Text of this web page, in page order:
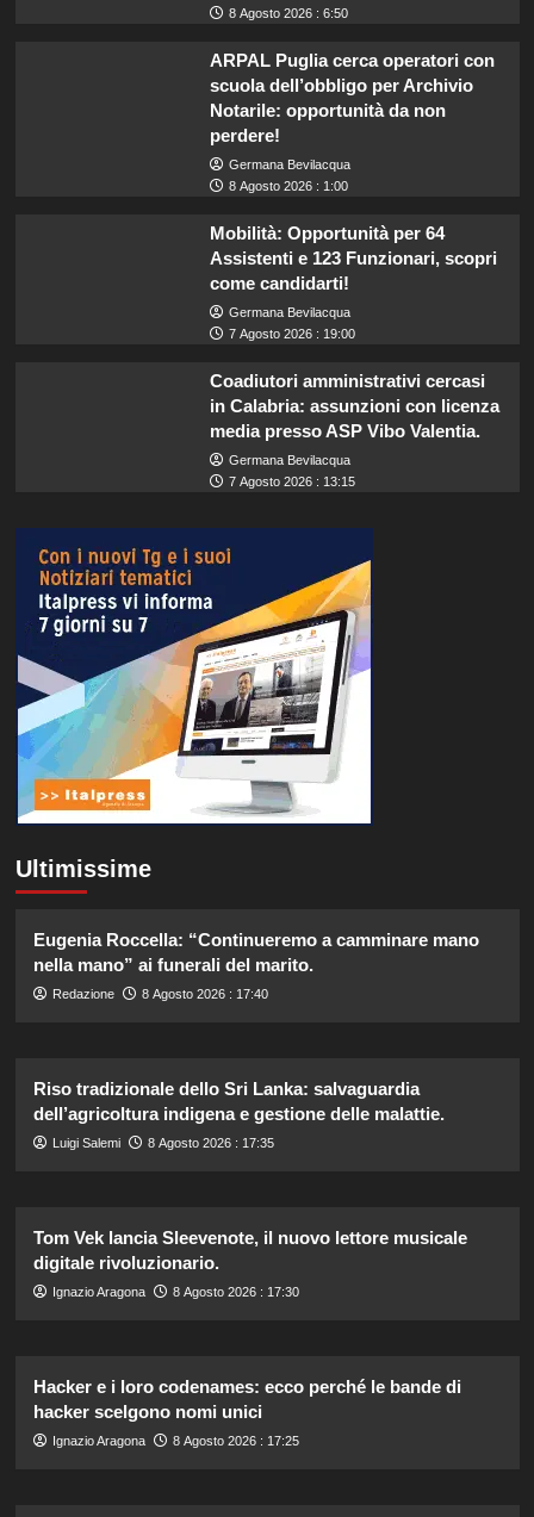
8 Agosto 2026 : 6:50
ARPAL Puglia cerca operatori con
scuola dell’obbligo per Archivio
Notarile: opportunità da non
perdere!
Germana Bevilacqua
8 Agosto 2026 : 1:00
Mobilità: Opportunità per 64
Assistenti e 123 Funzionari, scopri
come candidarti!
Germana Bevilacqua
7 Agosto 2026 : 19:00
Coadiutori amministrativi cercasi
in Calabria: assunzioni con licenza
media presso ASP Vibo Valentia.
Germana Bevilacqua
7 Agosto 2026 : 13:15
Ultimissime
Eugenia Roccella: “Continueremo a camminare mano
nella mano” ai funerali del marito.
Redazione 8 Agosto 2026 : 17:40
Riso tradizionale dello Sri Lanka: salvaguardia
dell’agricoltura indigena e gestione delle malattie.
Luigi Salemi 8 Agosto 2026 : 17:35
Tom Vek lancia Sleevenote, il nuovo lettore musicale
digitale rivoluzionario.
Ignazio Aragona 8 Agosto 2026 : 17:30
Hacker e i loro codenames: ecco perché le bande di
hacker scelgono nomi unici
Ignazio Aragona 8 Agosto 2026 : 17:25